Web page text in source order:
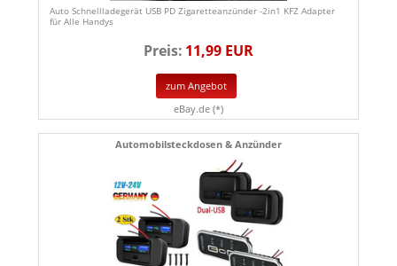
Auto Schnellladegerät USB PD Zigaretteanzünder -2in1 KFZ Adapter
für Alle Handys
Preis: 11,99 EUR
zum Angebot
eBay.de (*)
Automobilsteckdosen & Anzünder